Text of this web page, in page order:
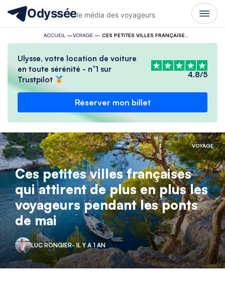
Odysséele média des voyageurs
ACCUEIL —VOYAGE— CES PETITES VILLES FRANÇAISES QUI ATTIRENT DE PLUS EN PLUS LES VOYAGEURS PENDANT LES PONTS DE MAI
Ulysse, votre location de voiture
en toute sérénité - n°1 sur
Trustpilot
4.8/5
Réserver mon billet
VOYAGE
Ces petites villes françaises
qui attirent de plus en plus les
voyageurs pendant les ponts
de mai
LUC RONGIER- IL Y A 1 AN